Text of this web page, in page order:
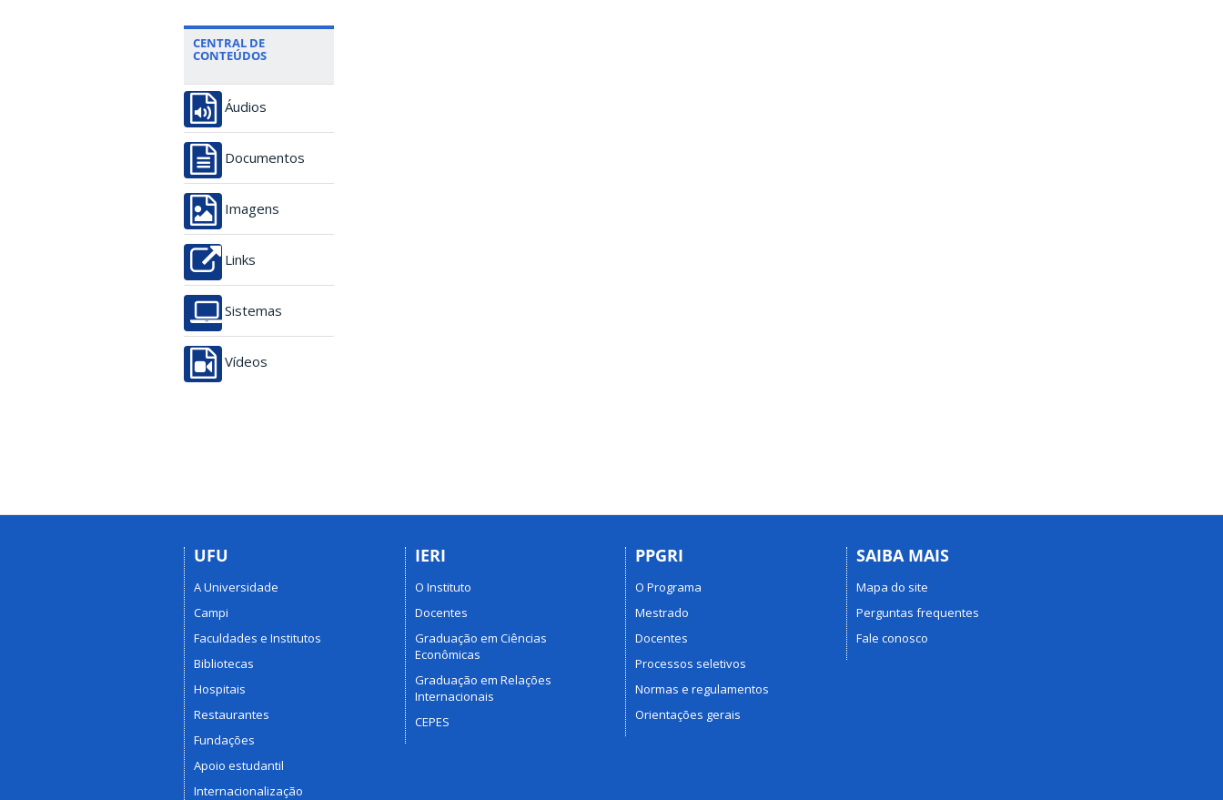
CENTRAL DE
CONTEÚDOS
Áudios
Documentos
Imagens
Links
Sistemas
Vídeos
UFU
A Universidade
Campi
Faculdades e Institutos
Bibliotecas
Hospitais
Restaurantes
Fundações
Apoio estudantil
Internacionalização
IERI
O Instituto
Docentes
Graduação em Ciências
Econômicas
Graduação em Relações
Internacionais
CEPES
PPGRI
O Programa
Mestrado
Docentes
Processos seletivos
Normas e regulamentos
Orientações gerais
SAIBA MAIS
Mapa do site
Perguntas frequentes
Fale conosco